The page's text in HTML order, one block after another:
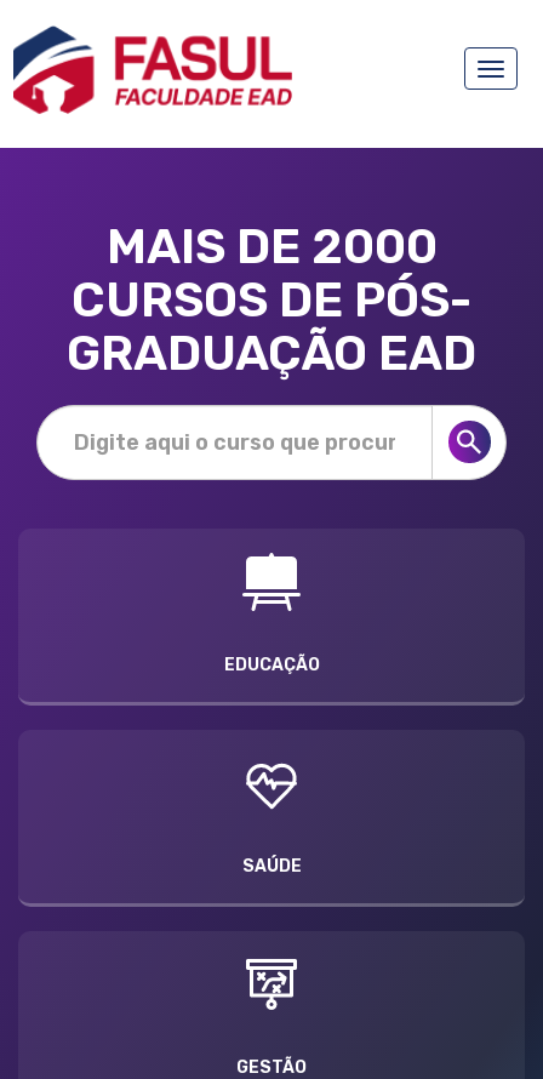
Toggle
MAIS DE 2000
CURSOS DE PÓS-
GRADUAÇÃO EAD
EDUCAÇÃO
SAÚDE
GESTÃO